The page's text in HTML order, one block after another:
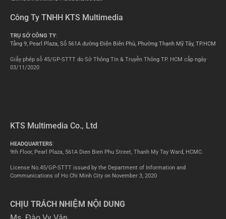
Công Ty TNHH KTS Multimedia
TRỤ SỞ CÔNG TY:
Tầng 9, Pearl Plaza, Số 561A đường Điện Biên Phủ, Phường Thạnh Mỹ Tây, TP.HCM
Giấy phép số 45/GP-STTT do Sở Thông Tin & Truyền Thông TP. HCM cấp ngày
03/11/2020
KTS Multimedia Co., Ltd
HEADQUARTERS:
9th Floor, Pearl Plaza, 561A Dien Bien Phu Street, Thanh My Tay Ward, HCMC.
License No.45/GP-STTT issued by the Department of Information and
Communications of Ho Chi Minh City on November 3, 2020
CHỊU TRÁCH NHIỆM NỘI DUNG